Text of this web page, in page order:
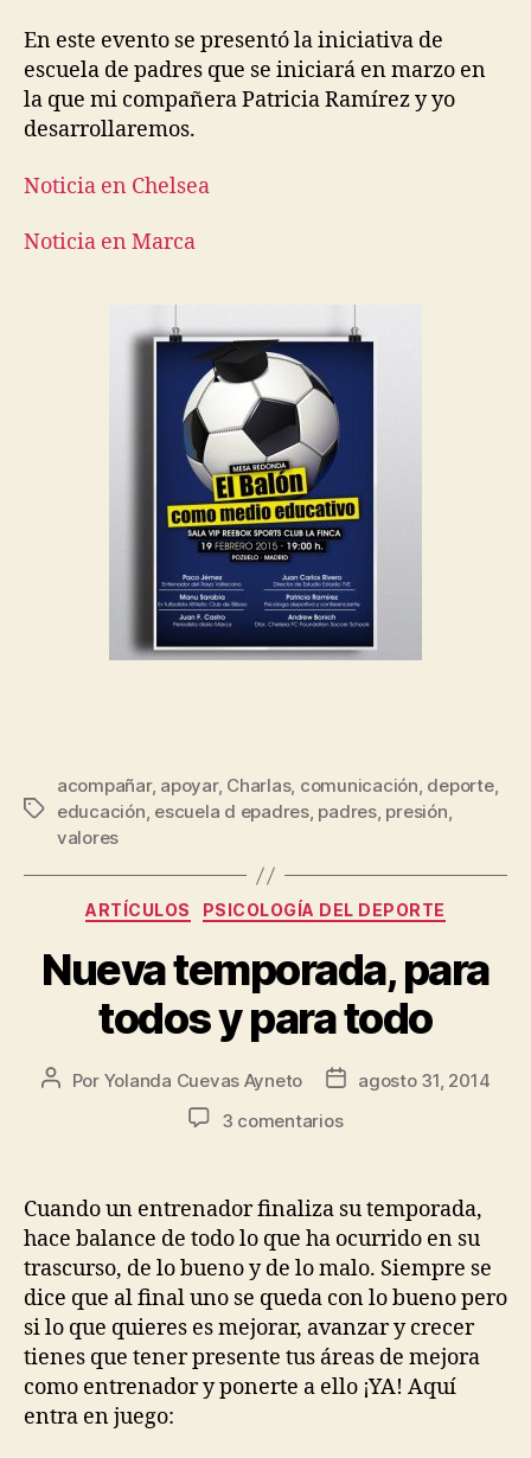
En este evento se presentó la iniciativa de
escuela de padres que se iniciará en marzo en
la que mi compañera Patricia Ramírez y yo
desarrollaremos.
Noticia en Chelsea
Noticia en Marca
acompañar, apoyar, Charlas, comunicación, deporte,
educación, escuela d epadres, padres, presión,
valores
ARTÍCULOS PSICOLOGÍA DEL DEPORTE
Nueva temporada, para
todos y para todo
Por Yolanda Cuevas Ayneto
agosto 31, 2014
3 comentarios
Cuando un entrenador finaliza su temporada,
hace balance de todo lo que ha ocurrido en su
trascurso, de lo bueno y de lo malo. Siempre se
dice que al final uno se queda con lo bueno pero
si lo que quieres es mejorar, avanzar y crecer
tienes que tener presente tus áreas de mejora
como entrenador y ponerte a ello ¡YA! Aquí
entra en juego: